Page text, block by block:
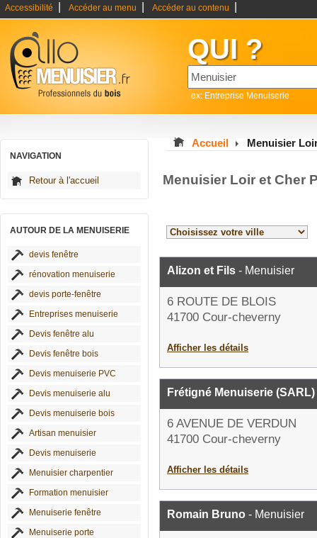
Accessibilité Accéder au menu Accéder au contenu
QUI ?
ex: Entreprise Menuiserie
NAVIGATION
Retour à l'accueil
AUTOUR DE LA MENUISERIE
devis fenêtre
rénovation menuiserie
devis porte-fenêtre
Entreprises menuiserie
Devis fenêtre alu
Devis fenêtre bois
Devis menuiserie PVC
Devis menuiserie alu
Devis menuiserie bois
Artisan menuisier
Devis menuiserie
Menuisier charpentier
Formation menuisier
Menuiserie fenêtre
Menuiserie porte
Accueil Menuisier
Menuisier Loir et Cher
Alizon et Fils - Menuisier
6 ROUTE DE BLOIS
41700 Cour-cheverny
Afficher les détails
Frétigné Menuiserie (SARL)
6 AVENUE DE VERDUN
41700 Cour-cheverny
Afficher les détails
Romain Bruno - Menuisier